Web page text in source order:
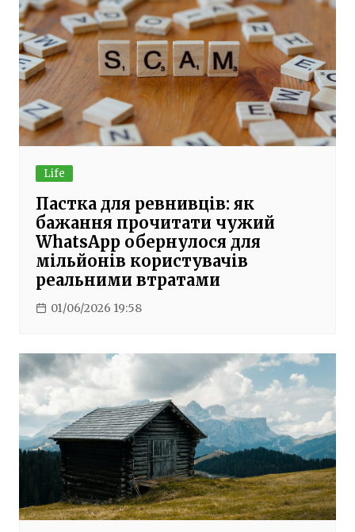
Life
Пастка для ревнивців: як
бажання прочитати чужий
WhatsApp обернулося для
мільйонів користувачів
реальними втратами
01/06/2026 19:58